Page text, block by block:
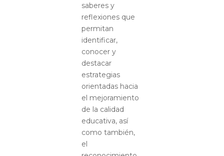
saberes y
reflexiones que
permitan
identificar,
conocer y
destacar
estrategias
orientadas hacia
el mejoramiento
de la calidad
educativa, así
como también,
el